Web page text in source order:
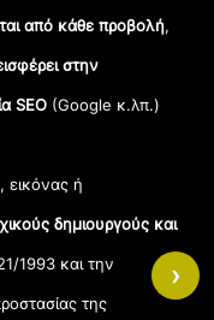
από κάθε προβολή,
στην
SEO (Google κ.λπ.)
εικόνας ή
δημιουργούς και
1993 και την
της
›